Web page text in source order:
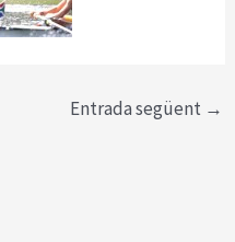
Entrada següent →